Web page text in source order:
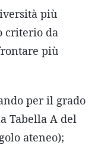
più
criterio da
più
per il grado
Tabella A del
ateneo);